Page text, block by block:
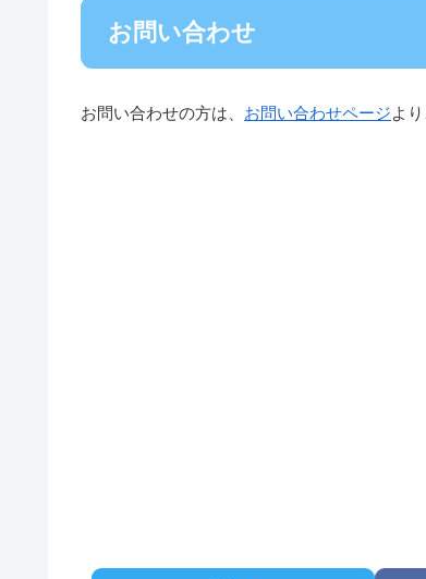
お問い合わせ
お問い合わせの方は、 お問い合わせページよ